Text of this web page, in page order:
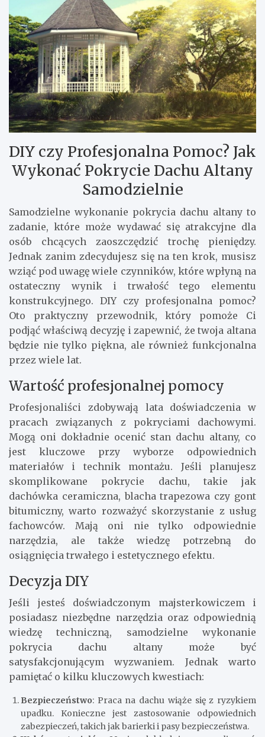
DIY czy Profesjonalna Pomoc? Jak
Wykonać Pokrycie Dachu Altany
Samodzielnie
Samodzielne wykonanie pokrycia dachu altany to
zadanie, które może wydawać się atrakcyjne dla
osób chcących zaoszczędzić trochę pieniędzy.
Jednak zanim zdecydujesz się na ten krok, musisz
wziąć pod uwagę wiele czynników, które wpłyną na
ostateczny wynik i trwałość tego elementu
konstrukcyjnego. DIY czy profesjonalna pomoc?
Oto praktyczny przewodnik, który pomoże Ci
podjąć właściwą decyzję i zapewnić, że twoja altana
będzie nie tylko piękna, ale również funkcjonalna
przez wiele lat.
Wartość profesjonalnej pomocy
Profesjonaliści zdobywają lata doświadczenia w
pracach związanych z pokryciami dachowymi.
Mogą oni dokładnie ocenić stan dachu altany, co
jest kluczowe przy wyborze odpowiednich
materiałów i technik montażu. Jeśli planujesz
skomplikowane pokrycie dachu, takie jak
dachówka ceramiczna, blacha trapezowa czy gont
bitumiczny, warto rozważyć skorzystanie z usług
fachowców. Mają oni nie tylko odpowiednie
narzędzia, ale także wiedzę potrzebną do
osiągnięcia trwałego i estetycznego efektu.
Decyzja DIY
Jeśli jesteś doświadczonym majsterkowiczem i
posiadasz niezbędne narzędzia oraz odpowiednią
wiedzę techniczną, samodzielne wykonanie
pokrycia dachu altany może być
satysfakcjonującym wyzwaniem. Jednak warto
pamiętać o kilku kluczowych kwestiach:
Bezpieczeństwo: Praca na dachu wiąże się z ryzykiem
upadku. Konieczne jest zastosowanie odpowiednich
zabezpieczeń, takich jak barierki i pasy bezpieczeństwa.